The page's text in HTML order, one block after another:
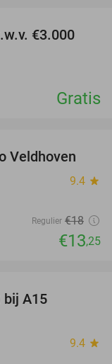
€3.000
Gratis
26%
Veldhoven
9.4 star
Regulier €18
€13,25
bij A15
9.4 star